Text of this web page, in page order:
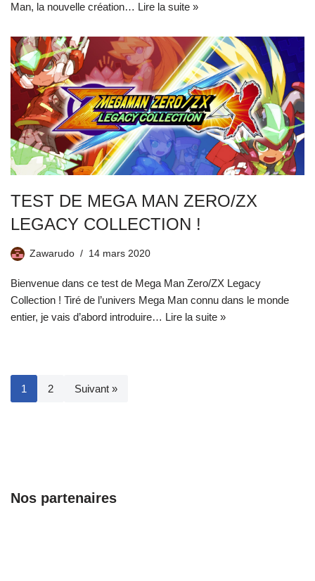
Man, la nouvelle création… Lire la suite »
TEST DE MEGA MAN ZERO/ZX
LEGACY COLLECTION !
Zawarudo 14 mars 2020
Bienvenue dans ce test de Mega Man Zero/ZX Legacy
Collection ! Tiré de l’univers Mega Man connu dans le monde
entier, je vais d’abord introduire… Lire la suite »
1 2 Suivant »
Nos partenaires